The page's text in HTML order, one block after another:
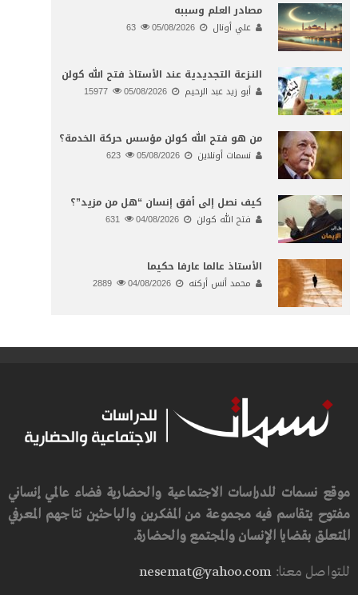
مصادر العلم وسببه
علي أونال 05/08/2026
النـزعة التجديدية عند الأستاذ فتح الله كولن
أبو زيد عبد الرحيم 05/08/2026
من هو فتح الله كولن مؤسس حركة الخدمة؟
نسمات أونلاين 05/08/2026
كيف نصل إلى أفق إنسان “هل من مزيد”؟
فتح الله كولن 04/08/2026
الأستاذ عالما عارفا حكيما
محمد أنس أركنه 04/08/2026
موقع نسمات للدراسات الاجتماعية والحضارية فضاء عالمي إنساني
مفتوح يتقاسم فيه مجموعة من المفكرين والباحثين نتاجهم المعرفي
المتعلق بقضايا الإنسان والمجتمع والحضارة.
للتواصل معنا:nesemat@yahoo.com